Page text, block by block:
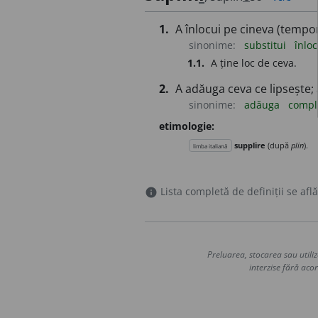
1. A înlocui pe cineva
sinonime: substitui
1.1. A ține loc de ceva.
2. A adăuga ceva ce
sinonime: adăuga
etimologie:
limba italiană supplire (după plin).
info Lista completă de definiții se
Preluarea, stocarea sau
interzise fără